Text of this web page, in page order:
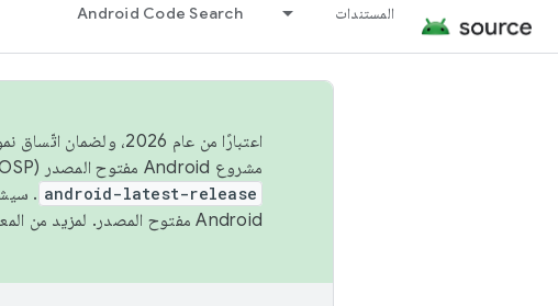
المستندات Android Code Search
اعتبارًا من عام
مشروع Android مفتوح المصدر (AOSP) في الربعَين الثاني والرابع. لبناء مشروع Android مفتوح المصدر والمساهمة فيه، استخدِم
android-latest-release
.
Android مفتوح المصدر. لمزيد من المعلومات، يُرجى الاطّلاع على